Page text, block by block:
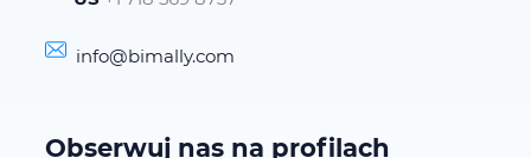
info@bimally.com
Obserwuj nas na profilach